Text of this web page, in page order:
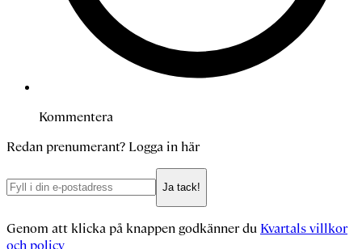
Kommentera
Redan prenumerant? Logga in här
Ja tack!
Genom att klicka på knappen godkänner du Kvartals villkor
och policy